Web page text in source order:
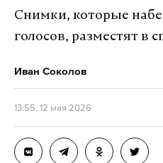
Снимки, которые
голосов, разместят в
Иван Соколов
13:55, 12 мая 2026